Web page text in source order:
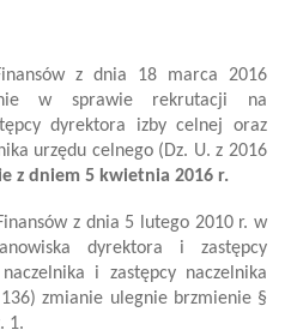
z dnia 18 marca 2016
w sprawie rekrutacji na
dyrektora izby celnej oraz
urzędu celnego(Dz. U. z 2016
z dniem 5 kwietnia 2016 r.
z dnia 5 lutego 2010 r. w
dyrektora i zastępcy
i zastępcy naczelnika
zmianie ulegnie brzmienie §
1.